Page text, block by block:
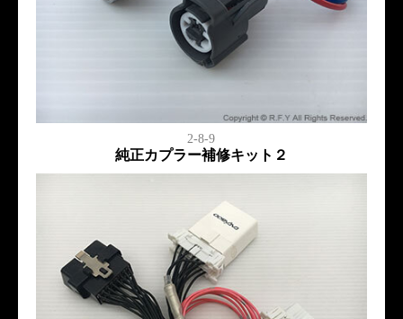
2-8-9
純正カプラー補修キット２